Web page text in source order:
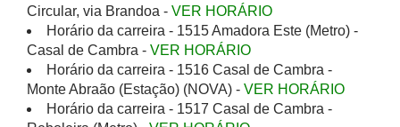
Circular, via Brandoa - VER HORÁRIO
Horário da carreira - 1515 Amadora Este (Metro) -
Casal de Cambra - VER HORÁRIO
Horário da carreira - 1516 Casal de Cambra -
Monte Abraão (Estação) (NOVA) - VER HORÁRIO
Horário da carreira - 1517 Casal de Cambra -